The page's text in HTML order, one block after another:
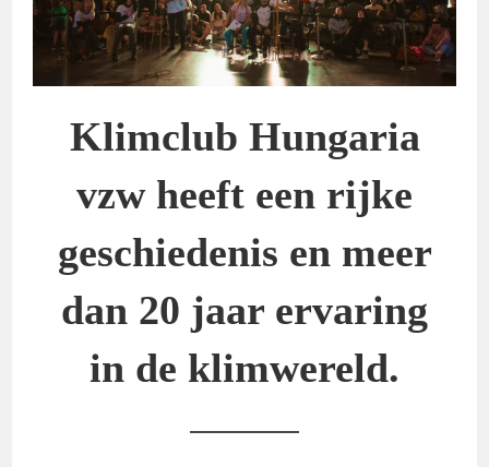
Klimclub Hungaria
vzw heeft een rijke
geschiedenis en meer
dan 20 jaar ervaring
in de klimwereld.